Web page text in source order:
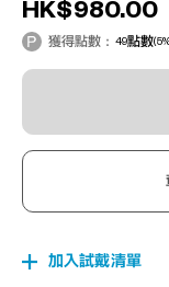
HK$980.00
獲得點數： 49點數
加入試戴清單